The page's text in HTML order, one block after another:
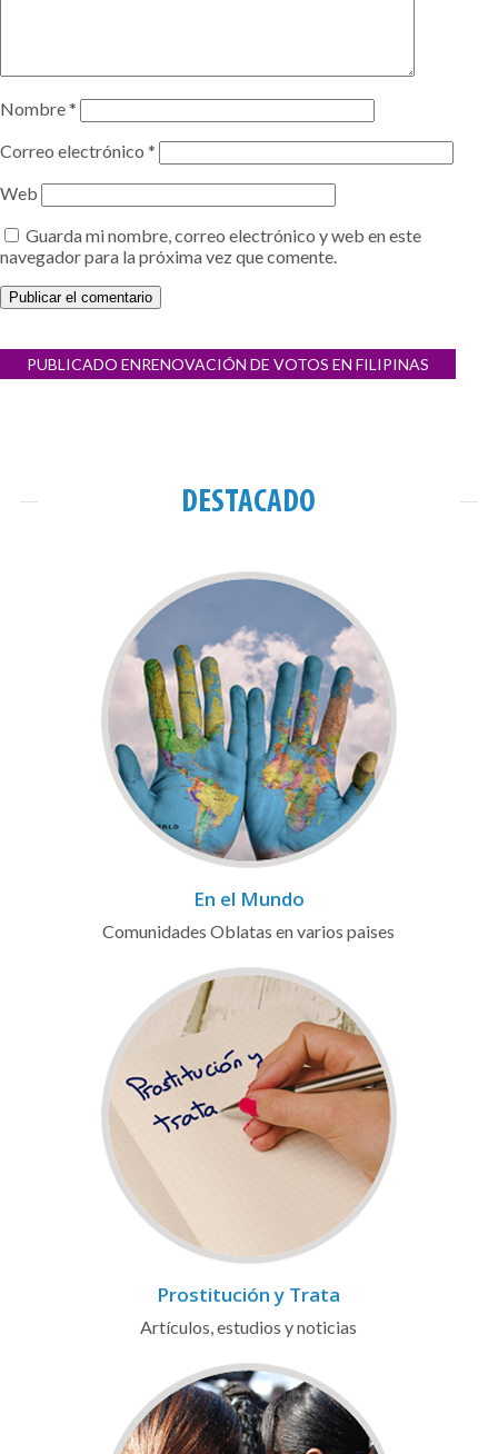
Nombre*
Correo electrónico *
Web
Guarda mi nombre, correo electrónico y web en este
navegador para la próxima vez que comente.
Navegación
de
PUBLICADO ENRENOVACIÓN DE VOTOS EN FILIPINAS
DESTACADO
En el Mundo
Comunidades Oblatas en varios paises
Prostitución y Trata
Artículos, estudios y noticias